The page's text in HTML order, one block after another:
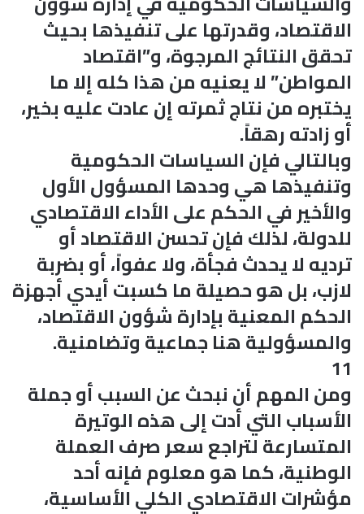
الاقتصاد، وقدرتها على تنفيذها بحيث
تحقق النتائج المرجوة، و”اقتصاد
المواطن” لا يعنيه من هذا كله إلا ما
يختبره من نتاج ثمرته إن عادت عليه بخير،
أو زادته رهقاً.
وبالتالي فإن السياسات الحكومية
وتنفيذها هي وحدها المسؤول الأول
والأخير في الحكم على الأداء الاقتصادي
للدولة، لذلك فإن تحسن الاقتصاد أو
ترديه لا يحدث فجأة، ولا عفواً، أو بضربة
لازب، بل هو حصيلة ما كسبت أيدي أجهزة
الحكم المعنية بإدارة شؤون الاقتصاد،
والمسؤولية هنا جماعية وتضامنية.
11
ومن المهم أن نبحث عن السبب أو جملة
الأسباب التي أدت إلى هذه الوتيرة
المتسارعة لتراجع سعر صرف العملة
الوطنية، كما هو معلوم فإنه أحد
مؤشرات الاقتصادي الكلي الأساسية،